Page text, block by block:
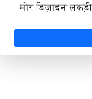
मोर डिज़ाइन